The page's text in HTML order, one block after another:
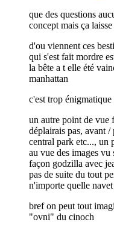
que des questions
concept mais ça
d'ou viennent ces
qui s'est fait mordre
la bête a t elle été
manhattan
c'est trop
un autre point de vue
déplairais pas, avant /
central park etc..., un
au vue des images vu
façon godzilla avec
pas de suite du tout
n'importe quelle
bref on peut tout
"ovni" du cinoch